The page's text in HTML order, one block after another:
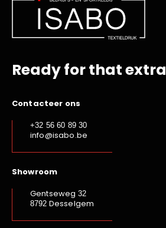
Ready for that extra
Contacteer ons
+32 56 60 89 30
info@isabo.be
Showroom
Gentseweg 32
8792 Desselgem